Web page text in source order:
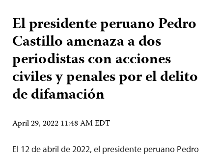
El presidente peruano Pedro
Castillo amenaza a dos
periodistas con acciones
civiles y penales por el delito
de difamación
April 29, 2022 11:48 AM EDT
El 12 de abril de 2022, el presidente peruano Pedro